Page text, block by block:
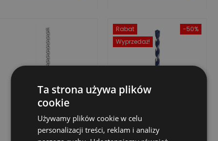
-50%
Rabat
Wyprzedaż!
Ta strona używa plików
cookie
Używamy plików cookie w celu
personalizacji treści, reklam i analizy